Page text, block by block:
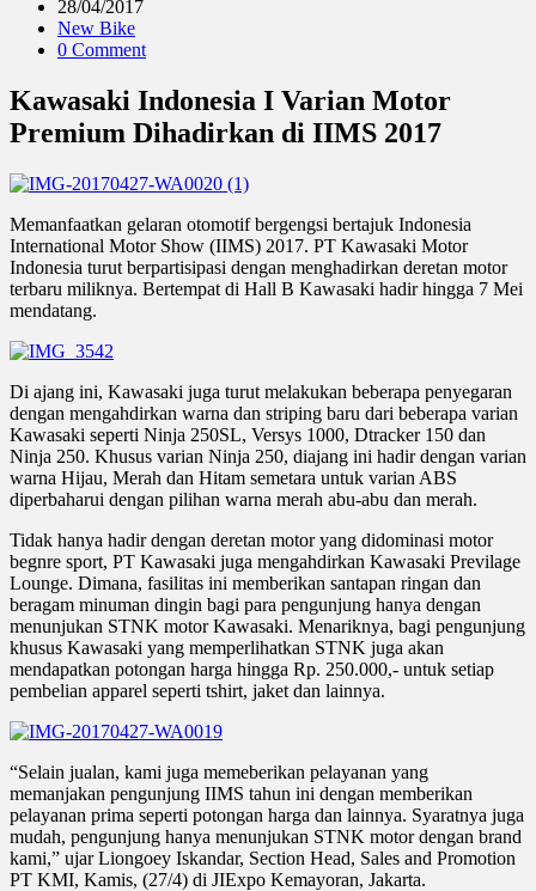
28/04/2017
New Bike
0 Comment
Kawasaki Indonesia I Varian Motor
Premium Dihadirkan di IIMS 2017
Memanfaatkan gelaran otomotif bergengsi bertajuk Indonesia
International Motor Show (IIMS) 2017. PT Kawasaki Motor
Indonesia turut berpartisipasi dengan menghadirkan deretan motor
terbaru miliknya. Bertempat di Hall B Kawasaki hadir hingga 7 Mei
mendatang.
Di ajang ini, Kawasaki juga turut melakukan beberapa penyegaran
dengan mengahdirkan warna dan striping baru dari beberapa varian
Kawasaki seperti Ninja 250SL, Versys 1000, Dtracker 150 dan
Ninja 250. Khusus varian Ninja 250, diajang ini hadir dengan varian
warna Hijau, Merah dan Hitam semetara untuk varian ABS
diperbaharui dengan pilihan warna merah abu-abu dan merah.
Tidak hanya hadir dengan deretan motor yang didominasi motor
begnre sport, PT Kawasaki juga mengahdirkan Kawasaki Previlage
Lounge. Dimana, fasilitas ini memberikan santapan ringan dan
beragam minuman dingin bagi para pengunjung hanya dengan
menunjukan STNK motor Kawasaki. Menariknya, bagi pengunjung
khusus Kawasaki yang memperlihatkan STNK juga akan
mendapatkan potongan harga hingga Rp. 250.000,- untuk setiap
pembelian apparel seperti tshirt, jaket dan lainnya.
“Selain jualan, kami juga memeberikan pelayanan yang
memanjakan pengunjung IIMS tahun ini dengan memberikan
pelayanan prima seperti potongan harga dan lainnya. Syaratnya juga
mudah, pengunjung hanya menunjukan STNK motor dengan brand
kami,” ujar Liongoey Iskandar, Section Head, Sales and Promotion
PT KMI, Kamis, (27/4) di JIExpo Kemayoran, Jakarta.